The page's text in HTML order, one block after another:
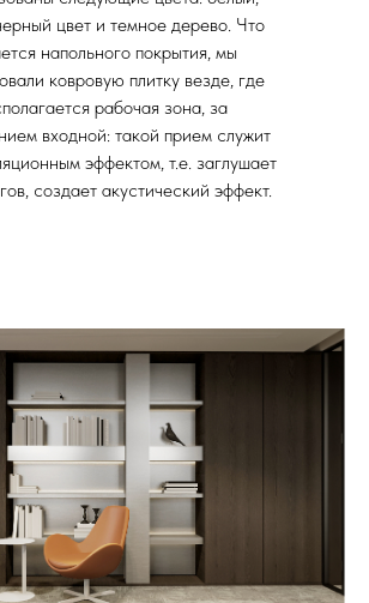
цвет и темное дерево. Что
напольного покрытия, мы
ковровую плитку везде, где
рабочая зона, за
входной: такой прием служит
эффектом, т.е. заглушает
создает акустический эффект.